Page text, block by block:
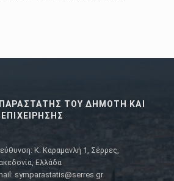
ΤΟΥ ΔΗΜΟΤΗ ΚΑΙ
Κ. Καραμανλή 1, Σέρρες,
Ελλάδα
symparastatis@serres.gr